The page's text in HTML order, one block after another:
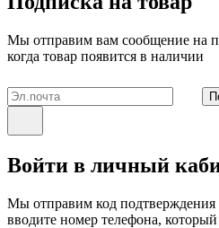
Мы отправим вам сообщение на
когда товар появится в наличии
Войти в личный
Мы отправим код подтверждения
вводите номер телефона,